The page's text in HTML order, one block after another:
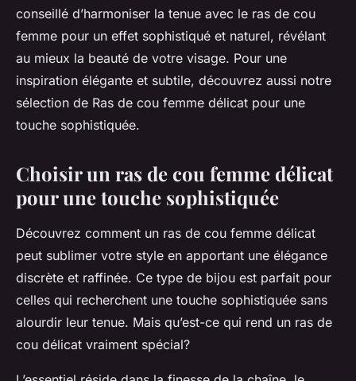
conseillé d’harmoniser la tenue avec le ras de cou
femme pour un effet sophistiqué et naturel, révélant
au mieux la beauté de votre visage. Pour une
inspiration élégante et subtile, découvrez aussi notre
sélection de Ras de cou femme délicat pour une
touche sophistiquée.
Choisir un ras de cou femme délicat
pour une touche sophistiquée
Découvrez comment un ras de cou femme délicat
peut sublimer votre style en apportant une élégance
discrète et raffinée. Ce type de bijou est parfait pour
celles qui recherchent une touche sophistiquée sans
alourdir leur tenue. Mais qu’est-ce qui rend un ras de
cou délicat vraiment spécial?